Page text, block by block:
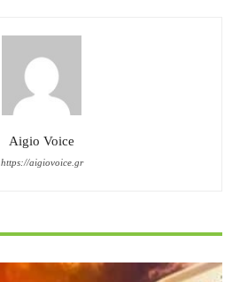
Aigio Voice
https://aigiovoice.gr